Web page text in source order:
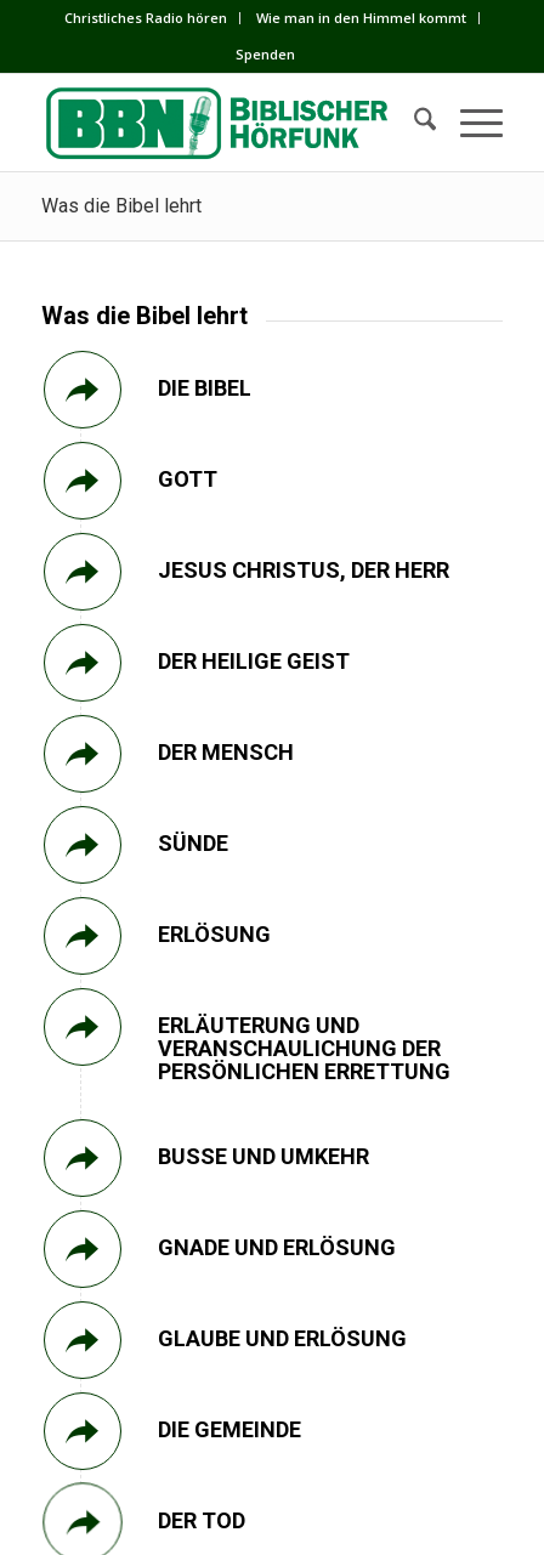
Сhristliches Radio hören
Wie man in den Himmel kommt
Spenden
Was die Bibel lehrt
Was die Bibel lehrt
DIE BIBEL
GOTT
JESUS CHRISTUS, DER HERR
DER HEILIGE GEIST
DER MENSCH
SÜNDE
ERLÖSUNG
ERLÄUTERUNG UND
VERANSCHAULICHUNG DER
PERSÖNLICHEN ERRETTUNG
BUSSE UND UMKEHR
GNADE UND ERLÖSUNG
GLAUBE UND ERLÖSUNG
DIE GEMEINDE
DER TOD